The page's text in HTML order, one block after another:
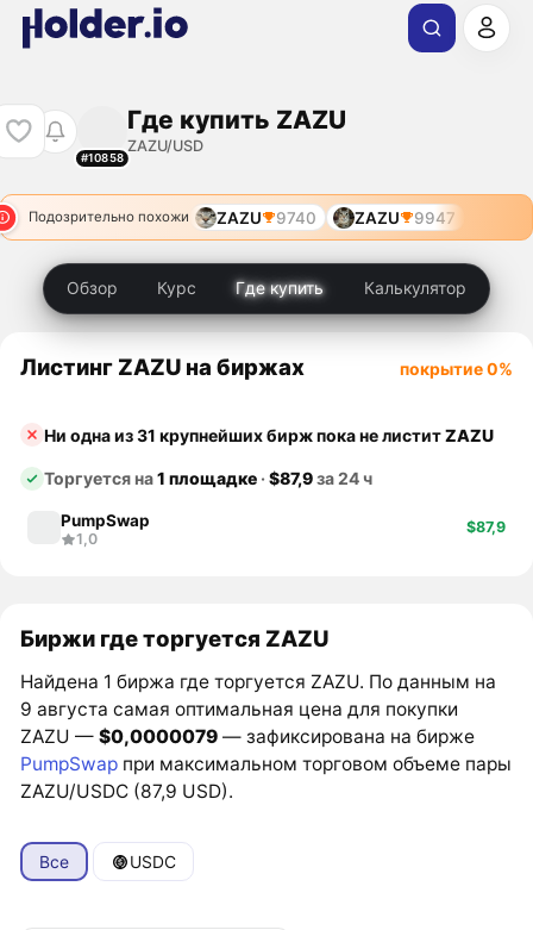
#10858
Где купить ZAZU
ZAZU/USD
Подозрительно похожи ZAZU 9740 ZAZU 9947
Обзор Курс Где купить Калькулятор
Листинг ZAZU на биржах покрытие 0%
Ни одна из 31 крупнейших бирж пока не листитZAZU
Торгуется на1 площадке ·$87,9за 24 ч
PumpSwap
1,0
$87,9
Биржи где торгуется ZAZU
Найдена 1 биржа где торгуется ZAZU. По данным на
9 августа самая оптимальная цена для покупки
ZAZU —$0,0000079 — зафиксирована на бирже
PumpSwap при максимальном торговом объеме пары
ZAZU/USDC (87,9 USD).
Все USDC